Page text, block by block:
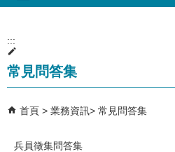
:::
常見問答集
首頁 業務資訊 常見問答集
兵員徵集問答集